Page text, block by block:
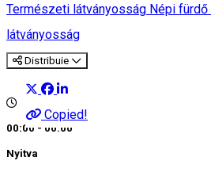
Természeti látványosság Népi fürdő
látványosság
Distribuie
Copied!
00:00 - 00:00
Nyitva